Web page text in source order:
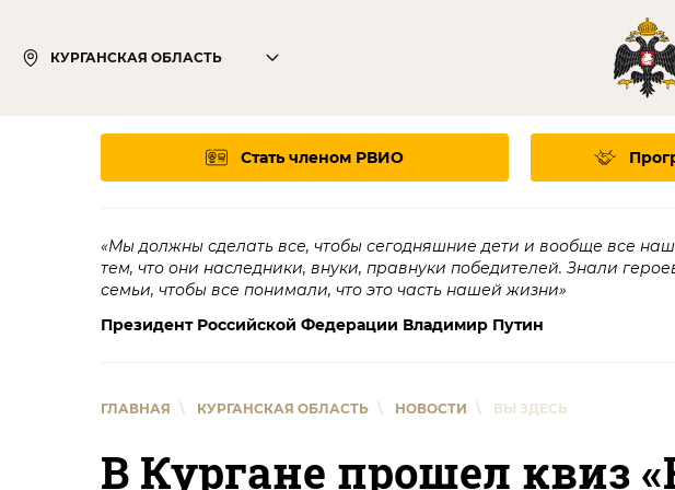
КУРГАНСКАЯ ОБЛАСТЬ
Стать членом РВИО
«Мы должны сделать все, чтобы сегодняшние дети и вообще все
тем, что они наследники, внуки, правнуки победителей. Знали
семьи, чтобы все понимали, что это часть нашей жизни»
Президент Российской Федерации Владимир Путин
ГЛАВНАЯ \ КУРГАНСКАЯ ОБЛАСТЬ \ НОВОСТИ \ ВЫ ЗДЕСЬ
В Кургане прошел квиз